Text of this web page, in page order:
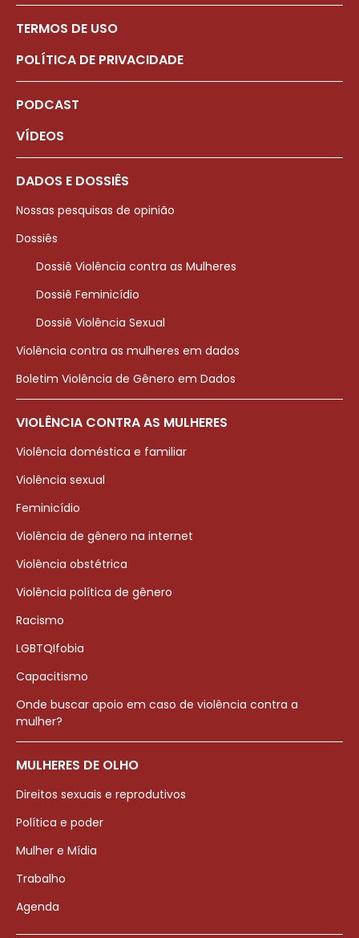
TERMOS DE USO
POLÍTICA DE PRIVACIDADE
PODCAST
VÍDEOS
DADOS E DOSSIÊS
Nossas pesquisas de opinião
Dossiês
Dossiê Violência contra as Mulheres
Dossiê Feminicídio
Dossiê Violência Sexual
Violência contra as mulheres em dados
Boletim Violência de Gênero em Dados
VIOLÊNCIA CONTRA AS MULHERES
Violência doméstica e familiar
Violência sexual
Feminicídio
Violência de gênero na internet
Violência obstétrica
Violência política de gênero
Racismo
LGBTQIfobia
Capacitismo
Onde buscar apoio em caso de violência contra a
mulher?
MULHERES DE OLHO
Direitos sexuais e reprodutivos
Política e poder
Mulher e Mídia
Trabalho
Agenda